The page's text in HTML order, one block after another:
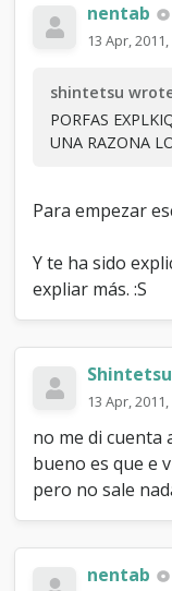
nentab
13 Apr,
shintetsu
PORFAS
UNA RAZONA
Para empezar
Y te ha sido
expliar más. :S
Shintetsu
13 Apr,
no me di cuenta
bueno es que e
pero no sale
nentab